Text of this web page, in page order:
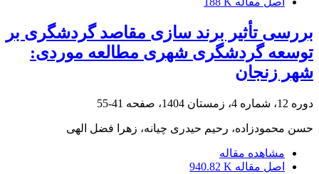
بررسی تأثیر برند سازی مقاصد گردشگری بر
توسعه گردشگری شهری مطالعه موردی:
شهر زنجان
دوره 12، شماره 4، زمستان 1404، صفحه 41-55
حسن محمودزاده، رحیم حیدری چیانه، زهرا فضل الهی
مشاهده مقاله
اصل مقاله 940.82 K